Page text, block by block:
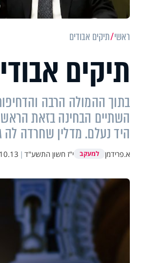
ראשי תיקים אבודים
תיקים
בתוך ההמולה הרבה
השתיים הבחינה בזאת
היד נעלם. מדלין שחרדה לה
א.פרידמן למעקב י"ז חשון התשע"ד |